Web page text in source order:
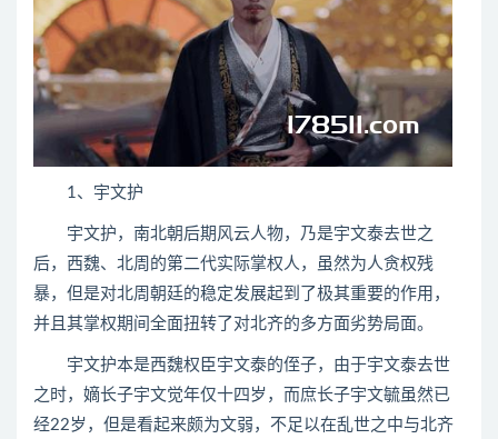
1、宇文护
宇文护，南北朝后期风云人物，乃是宇文泰去世之
后，西魏、北周的第二代实际掌权人，虽然为人贪权残
暴，但是对北周朝廷的稳定发展起到了极其重要的作用，
并且其掌权期间全面扭转了对北齐的多方面劣势局面。
宇文护本是西魏权臣宇文泰的侄子，由于宇文泰去世
之时，嫡长子宇文觉年仅十四岁，而庶长子宇文毓虽然已
经22岁，但是看起来颇为文弱，不足以在乱世之中与北齐